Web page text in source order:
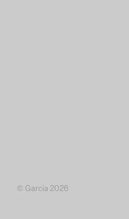
© Garcia 2026